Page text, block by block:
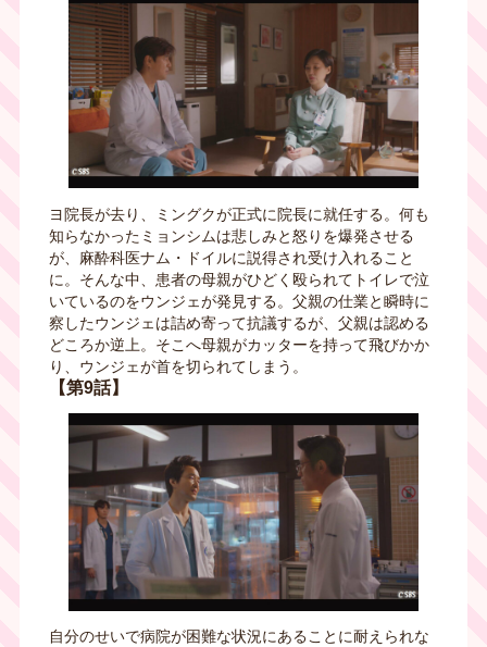
ヨ院長が去り、ミングクが正式に院長に就任する。何も
知らなかったミョンシムは悲しみと怒りを爆発させる
が、麻酔科医ナム・ドイルに説得され受け入れること
に。そんな中、患者の母親がひどく殴られてトイレで泣
いているのをウンジェが発見する。父親の仕業と瞬時に
察したウンジェは詰め寄って抗議するが、父親は認める
どころか逆上。そこへ母親がカッターを持って飛びかか
り、ウンジェが首を切られてしまう。
【第9話】
自分のせいで病院が困難な状況にあることに耐えられな